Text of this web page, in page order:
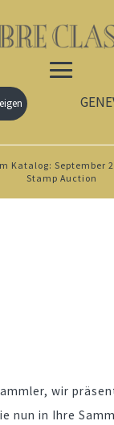
Katalog: September
Stamp Auction
wir
nun in Ihre